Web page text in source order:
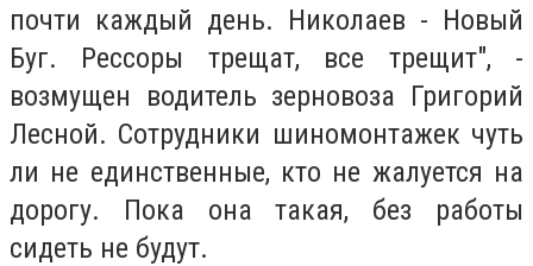
почти каждый день. Николаев - Новый
Буг. Рессоры трещат, все трещит", -
возмущен водитель зерновоза Григорий
Лесной. Сотрудники шиномонтажек чуть
ли не единственные, кто не жалуется на
дорогу. Пока она такая, без работы
сидеть не будут.